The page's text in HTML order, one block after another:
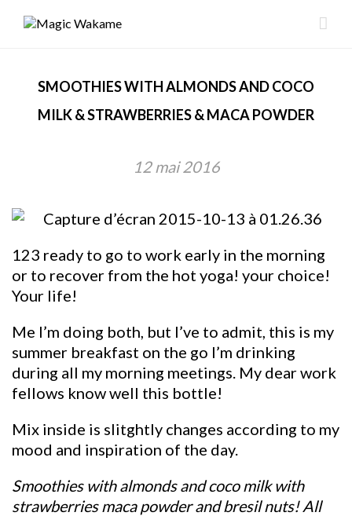
SMOOTHIES WITH ALMONDS AND COCO
MILK & STRAWBERRIES & MACA POWDER
12 mai 2016
123 ready to go to work early in the morning
or to recover from the hot yoga! your choice!
Your life!
Me I’m doing both, but I’ve to admit, this is my
summer breakfast on the go I’m drinking
during all my morning meetings. My dear work
fellows know well this bottle!
Mix inside is slitghtly changes according to my
mood and inspiration of the day.
Smoothies with almonds and coco milk with
strawberries maca powder and bresil nuts! All